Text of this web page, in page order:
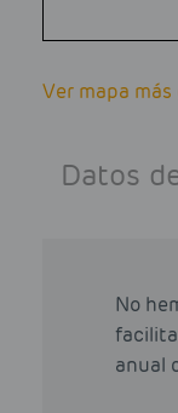
Ver mapa
Datos
No
anual